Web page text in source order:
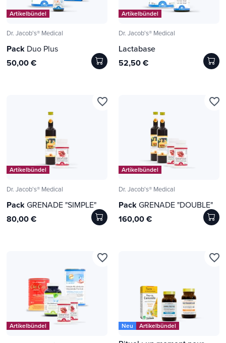
Artikelbündel
Dr. Jacob's® Medical
Pack Duo Plus
50,00 €
Artikelbündel
Dr. Jacob's® Medical
Lactabase
52,50 €
Artikelbündel
Dr. Jacob's® Medical
PackGRENADE "SIMPLE"
80,00 €
favorite_border
Artikelbündel
Dr. Jacob's® Medical
PackGRENADE "DOUBLE"
160,00 €
favorite_border
Artikelbündel
favorite_border
Neu Artikelbündel
favorite_border